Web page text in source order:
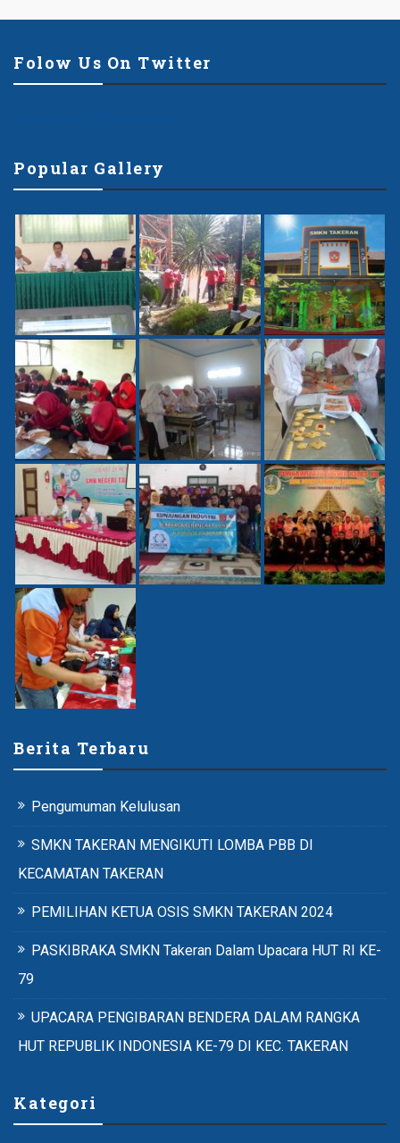
Folow Us On Twitter
Popular Gallery
Berita Terbaru
Pengumuman Kelulusan
SMKN TAKERAN MENGIKUTI LOMBA PBB DI
KECAMATAN TAKERAN
PEMILIHAN KETUA OSIS SMKN TAKERAN 2024
PASKIBRAKA SMKN Takeran Dalam Upacara HUT RI KE-
79
UPACARA PENGIBARAN BENDERA DALAM RANGKA
HUT REPUBLIK INDONESIA KE-79 DI KEC. TAKERAN
Kategori